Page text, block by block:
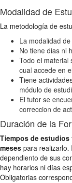
Modalidad de
La metodología de
La modalidad
No tiene dias ni
Todo el material
cual accede en
Tiene
módulo de
El tutor se
correccion de
Duración de la
Tiempos de
meses para realizarlo.
dependiento de sus
hay horarios ni días
Obligatorias